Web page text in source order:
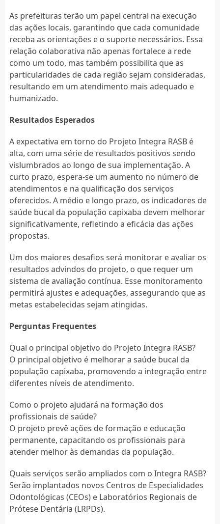
As prefeituras terão um papel central na execução
das ações locais, garantindo que cada comunidade
receba as orientações e o suporte necessários. Essa
relação colaborativa não apenas fortalece a rede
como um todo, mas também possibilita que as
particularidades de cada região sejam consideradas,
resultando em um atendimento mais adequado e
humanizado.
Resultados Esperados
A expectativa em torno do Projeto Integra RASB é
alta, com uma série de resultados positivos sendo
vislumbrados ao longo de sua implementação. A
curto prazo, espera-se um aumento no número de
atendimentos e na qualificação dos serviços
oferecidos. A médio e longo prazo, os indicadores de
saúde bucal da população capixaba devem melhorar
significativamente, refletindo a eficácia das ações
propostas.
Um dos maiores desafios será monitorar e avaliar os
resultados advindos do projeto, o que requer um
sistema de avaliação contínua. Esse monitoramento
permitirá ajustes e adequações, assegurando que as
metas estabelecidas sejam atingidas.
Perguntas Frequentes
Qual o principal objetivo do Projeto Integra RASB?
O principal objetivo é melhorar a saúde bucal da
população capixaba, promovendo a integração entre
diferentes níveis de atendimento.
Como o projeto ajudará na formação dos
profissionais de saúde?
O projeto prevê ações de formação e educação
permanente, capacitando os profissionais para
atender melhor às demandas da população.
Quais serviços serão ampliados com o Integra RASB?
Serão implantados novos Centros de Especialidades
Odontológicas (CEOs) e Laboratórios Regionais de
Prótese Dentária (LRPDs).